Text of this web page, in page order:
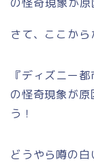
さて、ここから
『ディズニー
の怪奇現象が
う！
どうやら噂の白